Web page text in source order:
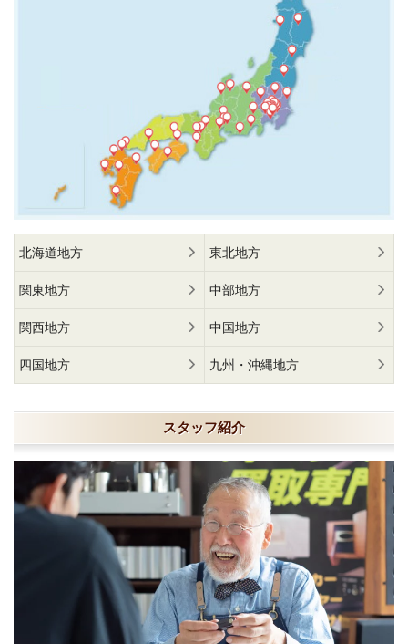
北海道地方 東北地方
関東地方 中部地方
関西地方 中国地方
四国地方 九州・沖縄地方
スタッフ紹介